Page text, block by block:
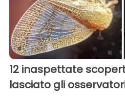
12 inaspettate
lasciato gli